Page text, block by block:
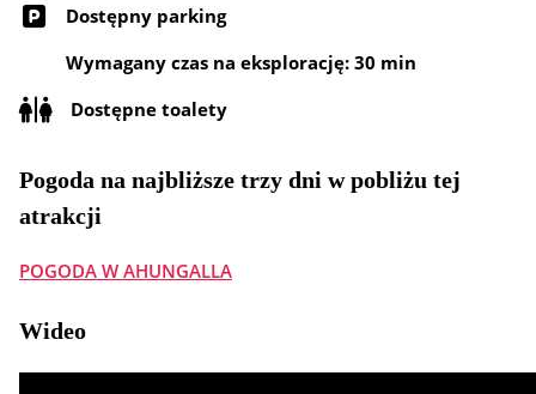
Dostępny parking
Wymagany czas na eksplorację: 30 min
Dostępne toalety
Pogoda na najbliższe trzy dni w pobliżu tej
atrakcji
POGODA W AHUNGALLA
Wideo